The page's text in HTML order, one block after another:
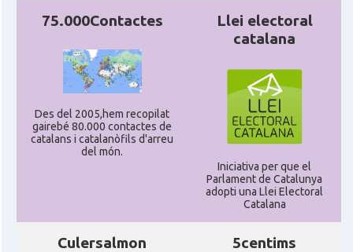
75.000Contactes
Des del 2005,hem recopilat
gairebé 80.000 contactes de
catalans i catalanòfils d'arreu
del món.
Llei electoral
catalana
Iniciativa per que el
Parlament de Catalunya
adopti una Llei Electoral
Catalana
Culersalmon 5centims